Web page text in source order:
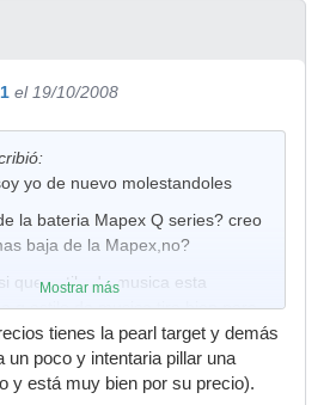
el 19/10/2008
yo de nuevo molestandoles
la bateria Mapex Q series? creo
baja de la Mapex,no?
que estilo de musica esta
q estilo de musica tira bien para
equivalentes,pero en otras
Mostrar más
tienes la pearl target y demás
un poco y intentaria pillar una
y está muy bien por su precio).